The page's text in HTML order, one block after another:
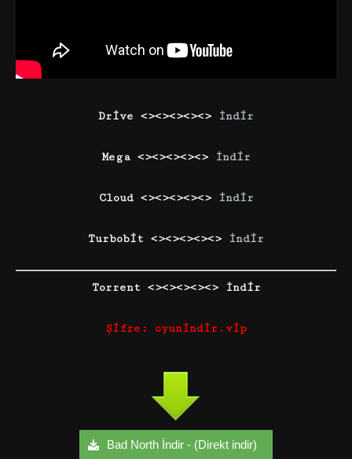
Drive <><><><><> İndir
Mega <><><><><> İndir
Cloud <><><><><> İndir
Turbobit <><><><><> İndir
Torrent <><><><><> İndir
Şifre: oyunindir.vip
Bad North İndir - (Direkt indir)